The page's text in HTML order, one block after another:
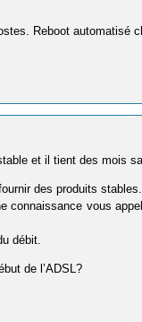
Reboot automatisé
et il tient des mois
des produits
connaissance vous
débit.
de l’ADSL?